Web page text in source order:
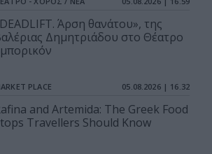
Άρση θανάτου», της
Δημητριάδου στο Θέατρο
PLACE 05.08.2026 | 16.32
and Artemida: The Greek Food
Travellers Should Know